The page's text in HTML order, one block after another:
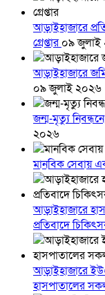
আড়াইহাজারে
গ্রেপ্তার০৯
আড়াইহাজারে
০৯ জুলাই ২০২৬
জন্ম-মৃত্যু
২০২৬
মানবিক সেবায়
আড়াইহাজারে
প্রতিবাদে
আড়াইহাজারে
হাসপাতালের